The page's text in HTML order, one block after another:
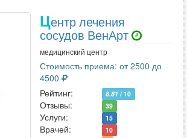
Центр лечения
сосудов ВенАрт
медицинский центр
Стоимость приема: от 2500 до
4500
Рейтинг:
8.81 / 10
Отзывы: 39
Услуги: 15
Врачей: 10